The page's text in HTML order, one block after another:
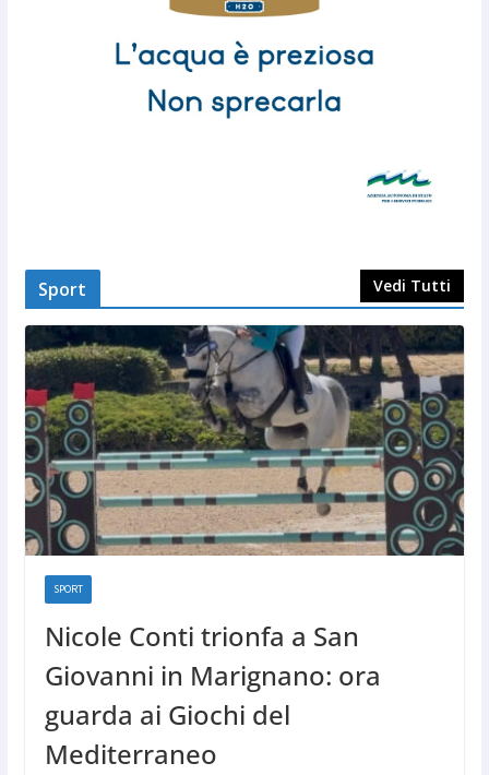
Sport Vedi Tutti
SPORT
Nicole Conti trionfa a San
Giovanni in Marignano: ora
guarda ai Giochi del
Mediterraneo